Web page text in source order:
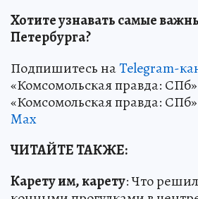
Хотите узнавать самые
Петербурга?
Подпишитесь наTelegram-
«Комсомольская правда:
«Комсомольская правда:
Max
ЧИТАЙТЕ ТАКЖЕ:
Карету им, карету: Что